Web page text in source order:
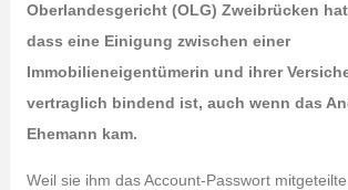
Oberlandesgericht (OLG) Zweibrücken
dass eine Einigung zwischen einer
Immobilieneigentümerin und ihrer
vertraglich bindend ist, auch wenn das
Ehemann kam.
Weil sie ihm das Account-Passwort